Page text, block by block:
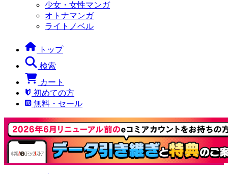
少女・女性マンガ
オトナマンガ
ライトノベル
トップ
検索
カート
初めての方
無料・セール